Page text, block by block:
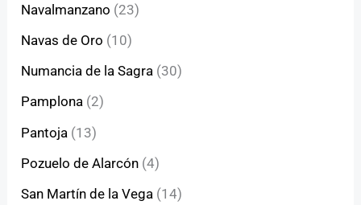
Navalmanzano (23)
Navas de Oro (10)
Numancia de la Sagra (30)
Pamplona (2)
Pantoja (13)
Pozuelo de Alarcón (4)
San Martín de la Vega (14)